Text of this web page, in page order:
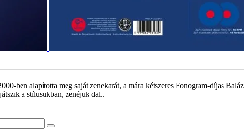
ben alapította meg saját zenekarát, a mára kétszeres Fonogram-díjas
a stílusukban, zenéjük dal..